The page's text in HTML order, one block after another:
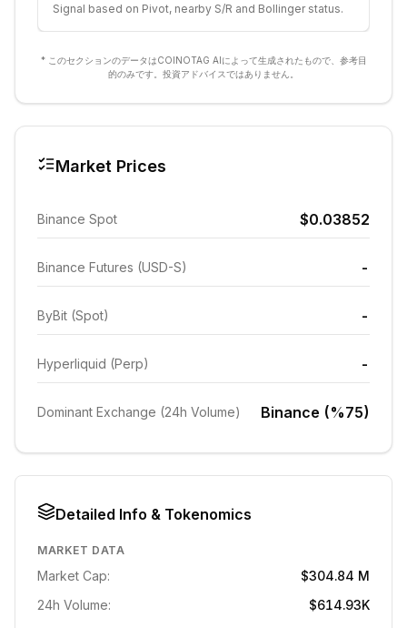
Signal based on Pivot, nearby S/R and Bollinger status.
* このセクションのデータはCOINOTAG AIによって生成されたもので、参考目
的のみです。投資アドバイスではありません。
Market Prices
Binance Spot $0.03852
Binance Futures (USD-S) -
ByBit (Spot) -
Hyperliquid (Perp) -
Dominant Exchange (24h Volume) Binance (%75)
Detailed Info & Tokenomics
MARKET DATA
Market Cap:
$304.84 M
24h Volume:
$614.93K